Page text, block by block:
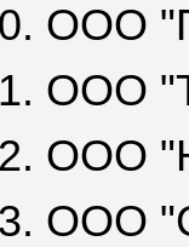
ООО
ООО
ООО
ООО